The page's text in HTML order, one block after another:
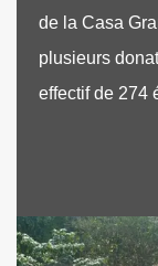
de la Casa
plusieurs
effectif de 274